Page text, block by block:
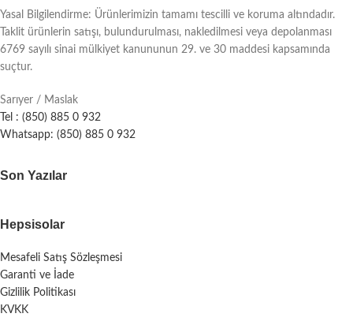
Yasal Bilgilendirme: Ürünlerimizin tamamı tescilli ve koruma altındadır.
Taklit ürünlerin satışı, bulundurulması, nakledilmesi veya depolanması
6769 sayılı sinai mülkiyet kanununun 29. ve 30 maddesi kapsamında
suçtur.
Sarıyer / Maslak
Tel : (850) 885 0 932
Whatsapp: (850) 885 0 932
Son Yazılar
Hepsisolar
Mesafeli Satış Sözleşmesi
Garanti ve İade
Gizlilik Politikası
KVKK